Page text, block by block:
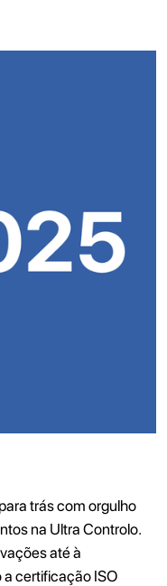
trás com orgulho
na Ultra Controlo.
até à
certificação ISO